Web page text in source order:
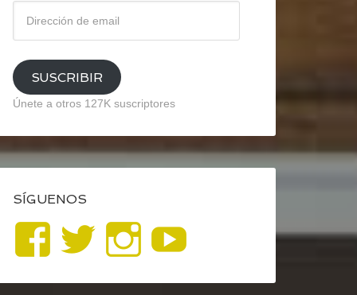
email
SUSCRIBIR
Únete a otros 127K suscriptores
SÍGUENOS
Ver
perfil
Ver
perfil
Ver
perfil
YouTube